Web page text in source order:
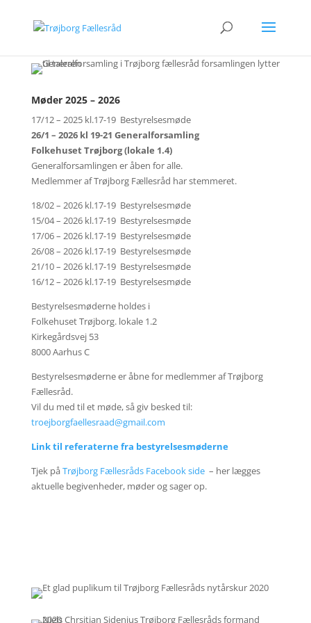
Møder 2025 – 2026
17/12 – 2025 kl.17-19 Bestyrelsesmøde
26/1 – 2026 kl 19-21 Generalforsamling
Folkehuset Trøjborg (lokale 1.4)
Generalforsamlingen er åben for alle.
Medlemmer af Trøjborg Fællesråd har stemmeret.
18/02 – 2026 kl.17-19 Bestyrelsesmøde
15/04 – 2026 kl.17-19 Bestyrelsesmøde
17/06 – 2026 kl.17-19 Bestyrelsesmøde
26/08 – 2026 kl.17-19 Bestyrelsesmøde
21/10 – 2026 kl.17-19 Bestyrelsesmøde
16/12 – 2026 kl.17-19 Bestyrelsesmøde
Bestyrelsesmøderne holdes i
Folkehuset Trøjborg. lokale 1.2
Kirkegårdsvej 53
8000 Aarhus C
Bestyrelsesmøderne er åbne for medlemmer af Trøjborg
Fællesråd.
Vil du med til et møde, så giv besked til:
troejborgfaellesraad@gmail.com
Link til referaterne fra bestyrelsesmøderne
Tjek påTrøjborg Fællesråds Facebook side– her lægges
aktuelle begivenheder, møder og sager op.